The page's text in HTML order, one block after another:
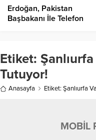
Erdoğan, Pakistan
Başbakanı İle Telefon
Etiket:
Tutuyor!
Anasayfa Etiket: Şanlıurfa
MOBİL